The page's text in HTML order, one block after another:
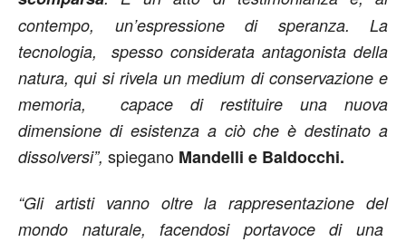
contempo, un’espressione di speranza. La
tecnologia, spesso considerata antagonista della
natura, qui si rivela un medium di conservazione e
memoria, capace di restituire una nuova
dimensione di esistenza a ciò che è destinato a
dissolversi”, spiegano Mandelli e Baldocchi.
“Gli artisti vanno oltre la rappresentazione del
mondo naturale, facendosi portavoce di una